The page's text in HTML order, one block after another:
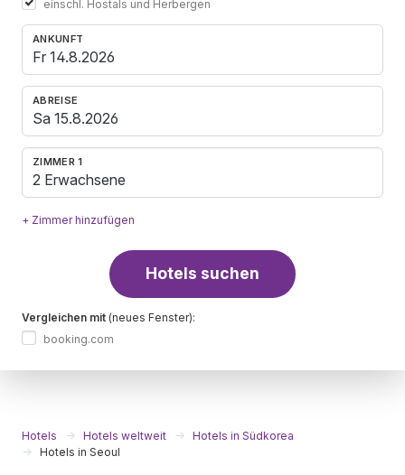
einschl. Hostals und Herbergen
ANKUNFT
ABREISE
ZIMMER 1
2 Erwachsene
+ Zimmer hinzufügen
Hotels suchen
Vergleichen mit (neues Fenster):
booking.com
Hotels Hotels weltweit
Hotels in Südkorea
Hotels in Seoul